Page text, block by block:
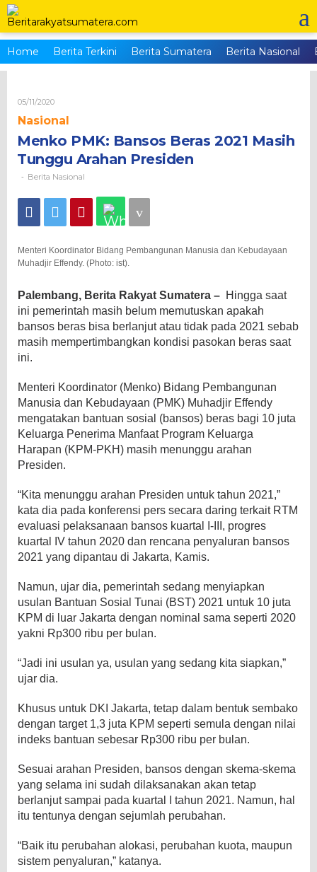
Skip
to
content
Home
Berita Terkini Berita Sumatera Berita Nasional
05/11/2020Oleh
Nasional
Menko PMK: Bansos Beras 2021 Masih
Tunggu Arahan Presiden
- Berita Nasional
Menteri Koordinator Bidang Pembangunan Manusia dan Kebudayaan
Muhadjir Effendy. (Photo: ist).
Palembang, Berita Rakyat Sumatera – Hingga saat
ini pemerintah masih belum memutuskan apakah
bansos beras bisa berlanjut atau tidak pada 2021 sebab
masih mempertimbangkan kondisi pasokan beras saat
ini.
Menteri Koordinator (Menko) Bidang Pembangunan
Manusia dan Kebudayaan (PMK) Muhadjir Effendy
mengatakan bantuan sosial (bansos) beras bagi 10 juta
Keluarga Penerima Manfaat Program Keluarga
Harapan (KPM-PKH) masih menunggu arahan
Presiden.
“Kita menunggu arahan Presiden untuk tahun 2021,”
kata dia pada konferensi pers secara daring terkait RTM
evaluasi pelaksanaan bansos kuartal I-III, progres
kuartal IV tahun 2020 dan rencana penyaluran bansos
2021 yang dipantau di Jakarta, Kamis.
Namun, ujar dia, pemerintah sedang menyiapkan
usulan Bantuan Sosial Tunai (BST) 2021 untuk 10 juta
KPM di luar Jakarta dengan nominal sama seperti 2020
yakni Rp300 ribu per bulan.
“Jadi ini usulan ya, usulan yang sedang kita siapkan,”
ujar dia.
Khusus untuk DKI Jakarta, tetap dalam bentuk sembako
dengan target 1,3 juta KPM seperti semula dengan nilai
indeks bantuan sebesar Rp300 ribu per bulan.
Sesuai arahan Presiden, bansos dengan skema-skema
yang selama ini sudah dilaksanakan akan tetap
berlanjut sampai pada kuartal I tahun 2021. Namun, hal
itu tentunya dengan sejumlah perubahan.
“Baik itu perubahan alokasi, perubahan kuota, maupun
sistem penyaluran,” katanya.